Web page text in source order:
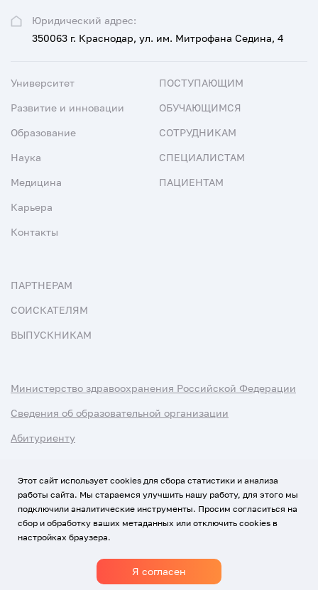
Юридический адрес:
350063 г. Краснодар, ул. им. Митрофана Седина, 4
Университет
Развитие и инновации
Образование
Наука
Медицина
Карьера
Контакты
ПОСТУПАЮЩИМ
ОБУЧАЮЩИМСЯ
СОТРУДНИКАМ
СПЕЦИАЛИСТАМ
ПАЦИЕНТАМ
ПАРТНЕРАМ
СОИСКАТЕЛЯМ
ВЫПУСКНИКАМ
Министерство здравоохранения Российской Федерации
Сведения об образовательной организации
Абитуриенту
Использование Cookies
Политика обработки персональных данных
© Все права защищены
Этот сайт использует cookies для сбора статистики и анализа
работы сайта. Мы стараемся улучшить нашу работу, для этого мы
подключили аналитические инструменты. Просим согласиться на
сбор и обработку ваших метаданных или отключить cookies в
настройках браузера.
Я согласен